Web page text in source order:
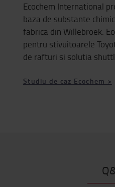
Ecochem International
baza de substante
fabrica din Willebroek.
pentru stivuitoarele
de rafturi si solutia
Studiu de caz Ecochem >